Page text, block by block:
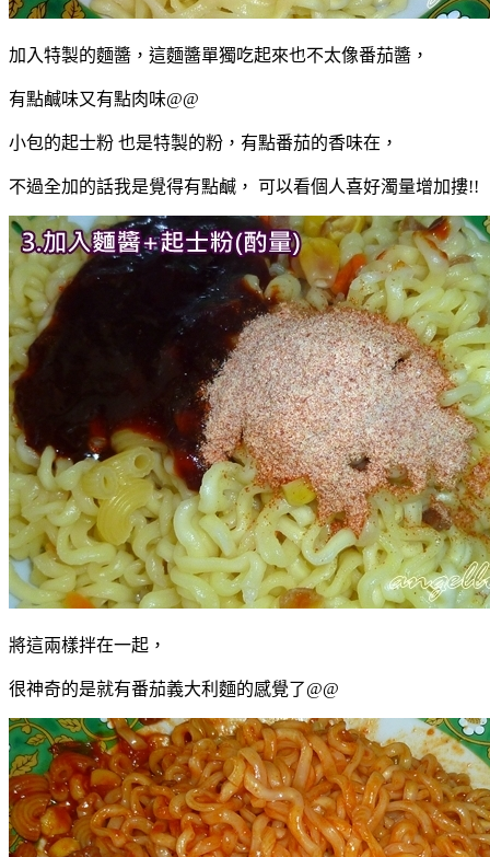
加入特製的麵醬，這麵醬單獨吃起來也不太像番茄醬，
有點鹹味又有點肉味@@
小包的起士粉 也是特製的粉，有點番茄的香味在，
不過全加的話我是覺得有點鹹， 可以看個人喜好濁量增加摟!!
將這兩樣拌在一起，
很神奇的是就有番茄義大利麵的感覺了@@